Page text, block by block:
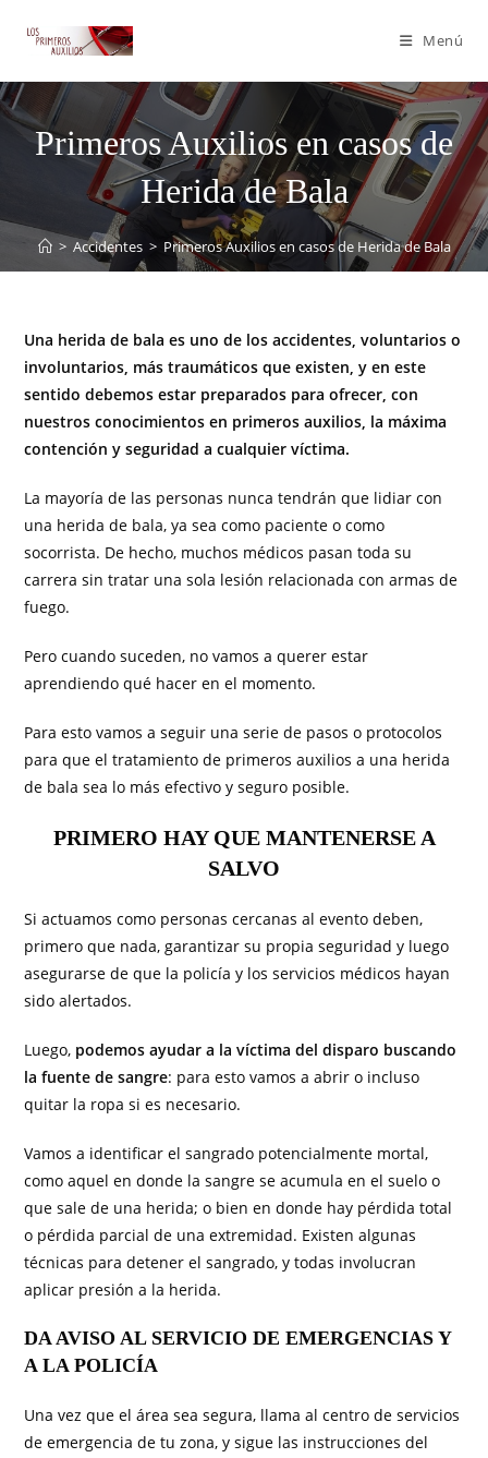
Menú
Primeros Auxilios en casos de
Herida de Bala
> Accidentes > Primeros Auxilios en casos de Herida de Bala
Una herida de bala es uno de los accidentes, voluntarios o
involuntarios, más traumáticos que existen, y en este
sentido debemos estar preparados para ofrecer, con
nuestros conocimientos en primeros auxilios, la máxima
contención y seguridad a cualquier víctima.
La mayoría de las personas nunca tendrán que lidiar con
una herida de bala, ya sea como paciente o como
socorrista. De hecho, muchos médicos pasan toda su
carrera sin tratar una sola lesión relacionada con armas de
fuego.
Pero cuando suceden, no vamos a querer estar
aprendiendo qué hacer en el momento.
Para esto vamos a seguir una serie de pasos o protocolos
para que el tratamiento de primeros auxilios a una herida
de bala sea lo más efectivo y seguro posible.
PRIMERO HAY QUE MANTENERSE A
SALVO
Si actuamos como personas cercanas al evento deben,
primero que nada, garantizar su propia seguridad y luego
asegurarse de que la policía y los servicios médicos hayan
sido alertados.
Luego, podemos ayudar a la víctima del disparo buscando
la fuente de sangre: para esto vamos a abrir o incluso
quitar la ropa si es necesario.
Vamos a identificar el sangrado potencialmente mortal,
como aquel en donde la sangre se acumula en el suelo o
que sale de una herida; o bien en donde hay pérdida total
o pérdida parcial de una extremidad. Existen algunas
técnicas para detener el sangrado, y todas involucran
aplicar presión a la herida.
DA AVISO AL SERVICIO DE EMERGENCIAS Y
A LA POLICÍA
Una vez que el área sea segura, llama al centro de servicios
de emergencia de tu zona, y sigue las instrucciones del